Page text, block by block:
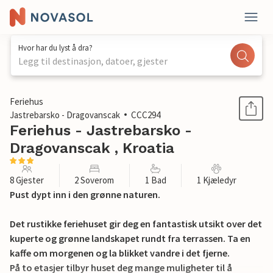
Hvor har du lyst å dra?
Legg til destinasjon, datoer, gjester
1 / 39
Feriehus
Jastrebarsko - Dragovanscak
CCC294
Feriehus - Jastrebarsko -
Dragovanscak , Kroatia
8 Gjester 2 Soverom 1 Bad 1 Kjæledyr
Pust dypt inn i den grønne naturen.
Det rustikke feriehuset gir deg en fantastisk utsikt over det
kuperte og grønne landskapet rundt fra terrassen. Ta en
kaffe om morgenen og la blikket vandre i det fjerne.
På to etasjer tilbyr huset deg mange muligheter til å